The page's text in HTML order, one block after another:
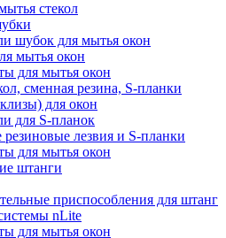
стекол
шубок для мытья окон
мытья окон
для мытья окон
сменная резина, S-планки
для окон
для S-планок
лезвия и S-планки
для мытья окон
штанги
приспособления для штанг
nLite
для мытья окон